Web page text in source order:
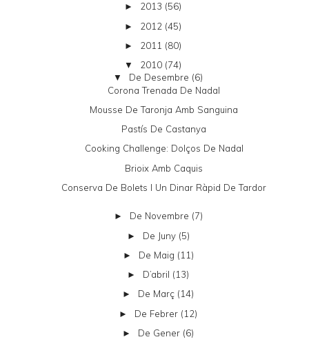
► 2013 (56)
► 2012 (45)
► 2011 (80)
▼ 2010 (74)
▼ De Desembre (6)
Corona Trenada De Nadal
Mousse De Taronja Amb Sanguina
Pastís De Castanya
Cooking Challenge: Dolços De Nadal
Brioix Amb Caquis
Conserva De Bolets I Un Dinar Ràpid De Tardor
► De Novembre (7)
► De Juny (5)
► De Maig (11)
► D’abril (13)
► De Març (14)
► De Febrer (12)
► De Gener (6)